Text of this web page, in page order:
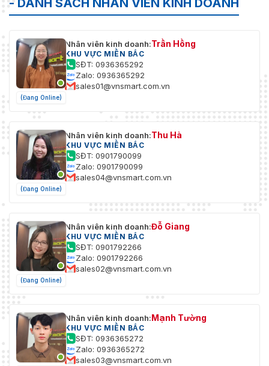
- DANH SÁCH NHÂN VIÊN KINH DOANH
(Đang Online)
Nhân viên kinh doanh:Trần Hồng
KHU VỰC MIỀN BẮC
SĐT: 0936365292
Zalo: 0936365292
sales01@vnsmart.com.vn
(Đang Online)
Nhân viên kinh doanh:Thu Hà
KHU VỰC MIỀN BẮC
SĐT: 0901790099
Zalo: 0901790099
sales04@vnsmart.com.vn
(Đang Online)
Nhân viên kinh doanh:Đỗ Giang
KHU VỰC MIỀN BẮC
SĐT: 0901792266
Zalo: 0901792266
sales02@vnsmart.com.vn
Nhân viên kinh doanh:Mạnh Tường
KHU VỰC MIỀN BẮC
SĐT: 0936365272
Zalo: 0936365272
sales03@vnsmart.com.vn